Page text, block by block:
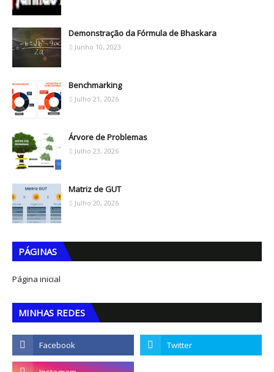
Demonstração da Fórmula de Bhaskara
Junho 10, 2023
Benchmarking
Julho 21, 2026
Árvore de Problemas
Julho 23, 2026
Matriz de GUT
Julho 20, 2026
PÁGINAS
Página inicial
MINHAS REDES